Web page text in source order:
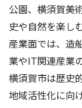
公園、横須賀美
史や自然を楽し
産業面では、造
業やIT関連産業
横須賀市は歴史
地域活性化に向